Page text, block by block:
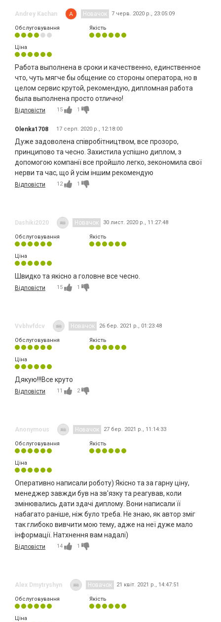
Andrey Kachan Новачок 7 черв. 2020 р., 23:05:09
Обслуговування Якість
Ціна
Работа выполнена в сроки и качественно, единственное
что, чуть мягче бы общение со стороны оператора, но в
целом сервис крутой, рекомендую, дипломная работа
была выполнена просто отлично!
Відповісти 15 1
Olenka1708 17 серп. 2020 р., 12:18:00
Дуже задоволена співробітництвом, все прозоро,
принципово та чесно. Захистила успішно диплом, з
допомогою компанії все пройшло легко, зекономила свої
нерви та час, що й усім іншим рекомендую
Відповісти 12 1
Dashiki2020 Новачок 30 лист. 2020 р., 11:27:48
Обслуговування Якість
Ціна
Швидко та якісно а головне все чесно.
Відповісти 15 1
Vvbhvfdcv Новачок 26 бер. 2021 р., 01:23:48
Обслуговування Якість
Ціна
Дякую!!!Все круто
Відповісти 11 2
Anonymous Новачок 27 бер. 2021 р., 11:14:33
Обслуговування Якість
Ціна
Оперативно написали роботу) Якісно та за гарну ціну,
менеджер завжди був на зв'язку та реагував, коли
змінювались дати здачі диплому. Вони написали її
набагато раніше, ніж було треба. Не знаю, як автор зміг
так глибоко вивчити мою тему, адже на неї дуже мало
інформації. Натхнення вам надалі)
Відповісти 14 1
Alex Dmytryshyn Новачок 21 квіт. 2021 р., 14:47:51
Обслуговування Якість
Ціна